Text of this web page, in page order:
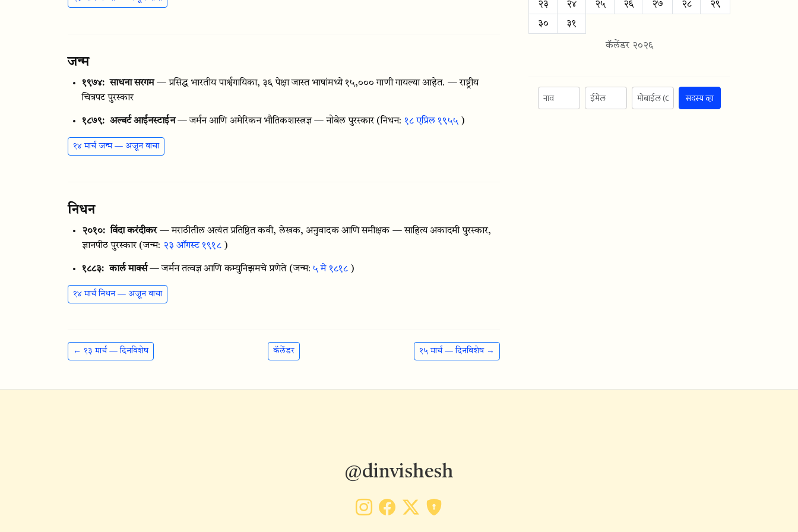
जन्म
१९७४: साधना सरगम — प्रसिद्ध भारतीय पार्श्वगायिका, ३६ पेक्षा जास्त भाषांमध्ये १५,००० गाणी गायल्या आहेत. — राष्ट्रीय
चित्रपट पुरस्कार
१८७९: अल्बर्ट आईनस्टाईन — जर्मन आणि अमेरिकन भौतिकशास्त्रज्ञ — नोबेल पुरस्कार (निधन: १८ एप्रिल १९५५ )
१४ मार्च जन्म — अजून वाचा
निधन
२०१०: विंदा करंदीकर — मराठीतील अत्यंत प्रतिष्ठित कवी, लेखक, अनुवादक आणि समीक्षक — साहित्य अकादमी पुरस्कार,
ज्ञानपीठ पुरस्कार (जन्म: २३ ऑगस्ट १९१८)
१८८३: कार्ल मार्क्स — जर्मन तत्वज्ञ आणि कम्युनिझमचे प्रणेते (जन्म:५ मे १८१८)
१४ मार्च निधन — अजून वाचा
← १३ मार्च — दिनविशेष कॅलेंडर १५ मार्च — दिनविशेष →
२३ २४ २५ २६ २७ २८ २९
३० ३१
कॅलेंडर २०२६
सदस्य व्हा
@dinvishesh